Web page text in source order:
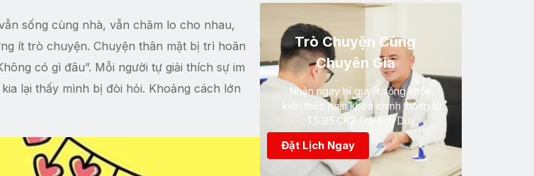
sống cùng nhà, vẫn chăm lo cho nhau,
ít trò chuyện. Chuyện thân mật bị trì hoãn
có gì đâu”. Mỗi người tự giải thích sự im
lại thấy mình bị đòi hỏi. Khoảng cách lớn
Trò Chuyện Cùng
Chuyên Gia
Nhận ngay bí quyết sống khỏe,
kiến thức nam khoa chính thống từ
TS.BS.CK2 Trà Anh Duy
Đặt Lịch Ngay